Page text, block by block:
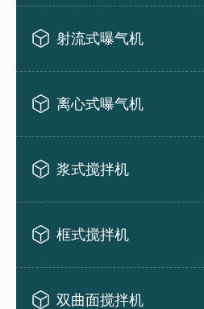
射流式曝气机
离心式曝气机
浆式搅拌机
框式搅拌机
双曲面搅拌机